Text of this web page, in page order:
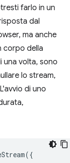
farlo in un
dal
ma anche
corpo della
una volta, sono
lo stream,
di uno
({